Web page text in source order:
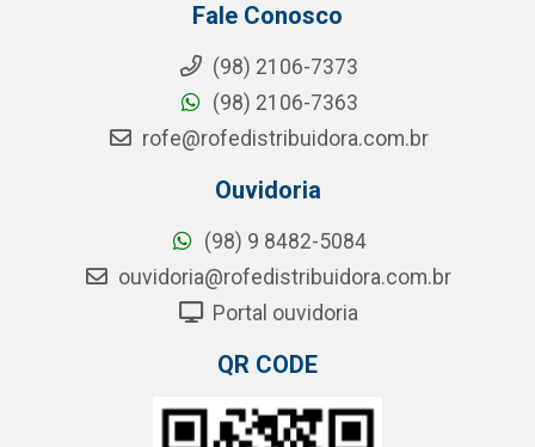
Fale Conosco
(98) 2106-7373
(98) 2106-7363
rofe@rofedistribuidora.com.br
Ouvidoria
(98) 9 8482-5084
ouvidoria@rofedistribuidora.com.br
Portal ouvidoria
QR CODE